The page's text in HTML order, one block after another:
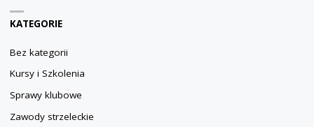
KATEGORIE
Bez kategorii
Kursy i Szkolenia
Sprawy klubowe
Zawody strzeleckie